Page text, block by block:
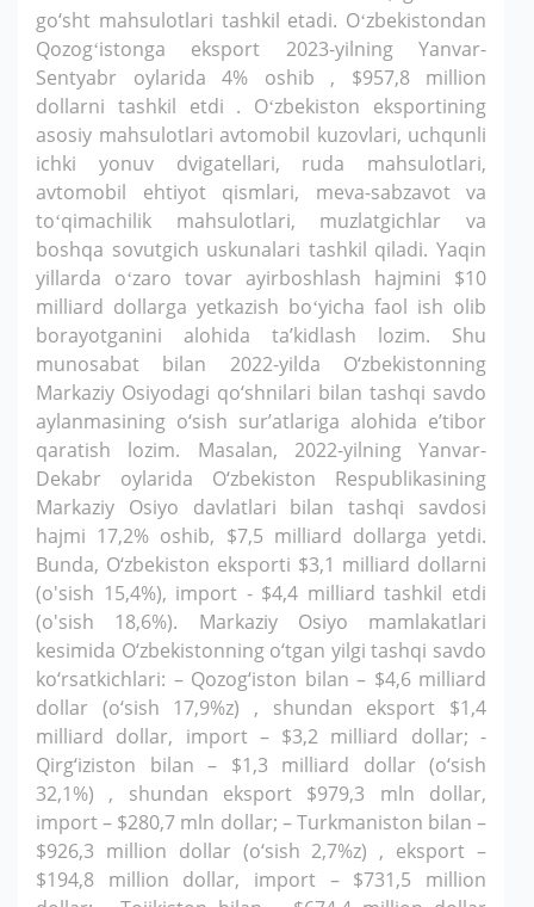
go‘sht mahsulotlari tashkil etadi. Oʻzbekistondan
Qozogʻistonga eksport 2023-yilning Yanvar-
Sentyabr oylarida 4% oshib , $957,8 million
dollarni tashkil etdi . Oʻzbekiston eksportining
asosiy mahsulotlari avtomobil kuzovlari, uchqunli
ichki yonuv dvigatellari, ruda mahsulotlari,
avtomobil ehtiyot qismlari, meva-sabzavot va
toʻqimachilik mahsulotlari, muzlatgichlar va
boshqa sovutgich uskunalari tashkil qiladi. Yaqin
yillarda oʻzaro tovar ayirboshlash hajmini $10
milliard dollarga yetkazish boʻyicha faol ish olib
borayotganini alohida taʼkidlash lozim. Shu
munosabat bilan 2022-yilda O‘zbekistonning
Markaziy Osiyodagi qo‘shnilari bilan tashqi savdo
aylanmasining o‘sish sur’atlariga alohida e’tibor
qaratish lozim. Masalan, 2022-yilning Yanvar-
Dekabr oylarida O‘zbekiston Respublikasining
Markaziy Osiyo davlatlari bilan tashqi savdosi
hajmi 17,2% oshib, $7,5 milliard dollarga yetdi.
Bunda, O‘zbekiston eksporti $3,1 milliard dollarni
(o'sish 15,4%), import - $4,4 milliard tashkil etdi
(o'sish 18,6%). Markaziy Osiyo mamlakatlari
kesimida O‘zbekistonning o‘tgan yilgi tashqi savdo
ko‘rsatkichlari: – Qozog‘iston bilan – $4,6 milliard
dollar (o‘sish 17,9%z) , shundan eksport $1,4
milliard dollar, import – $3,2 milliard dollar; -
Qirg‘iziston bilan – $1,3 milliard dollar (o‘sish
32,1%) , shundan eksport $979,3 mln dollar,
import – $280,7 mln dollar; – Turkmaniston bilan –
$926,3 million dollar (o‘sish 2,7%z) , eksport –
$194,8 million dollar, import – $731,5 million